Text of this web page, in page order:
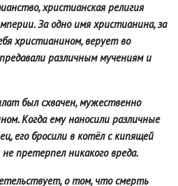
христианская религия
За одно имя христианина, за
христианином, верует во
различным мучениям и
был схвачен, мужественно
Когда ему наносили различные
его бросили в котёл с кипящей
претерпел никакого вреда.
о том, что смерть